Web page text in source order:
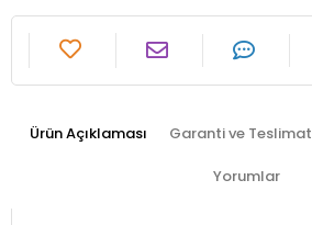
Ürün Açıklaması Garanti ve Teslimat
Yorumlar